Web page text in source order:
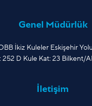
Genel Müdürlük
İkiz Kuleler Eskişehir
252 D Kule Kat: 23 Bilkent/
İletişim